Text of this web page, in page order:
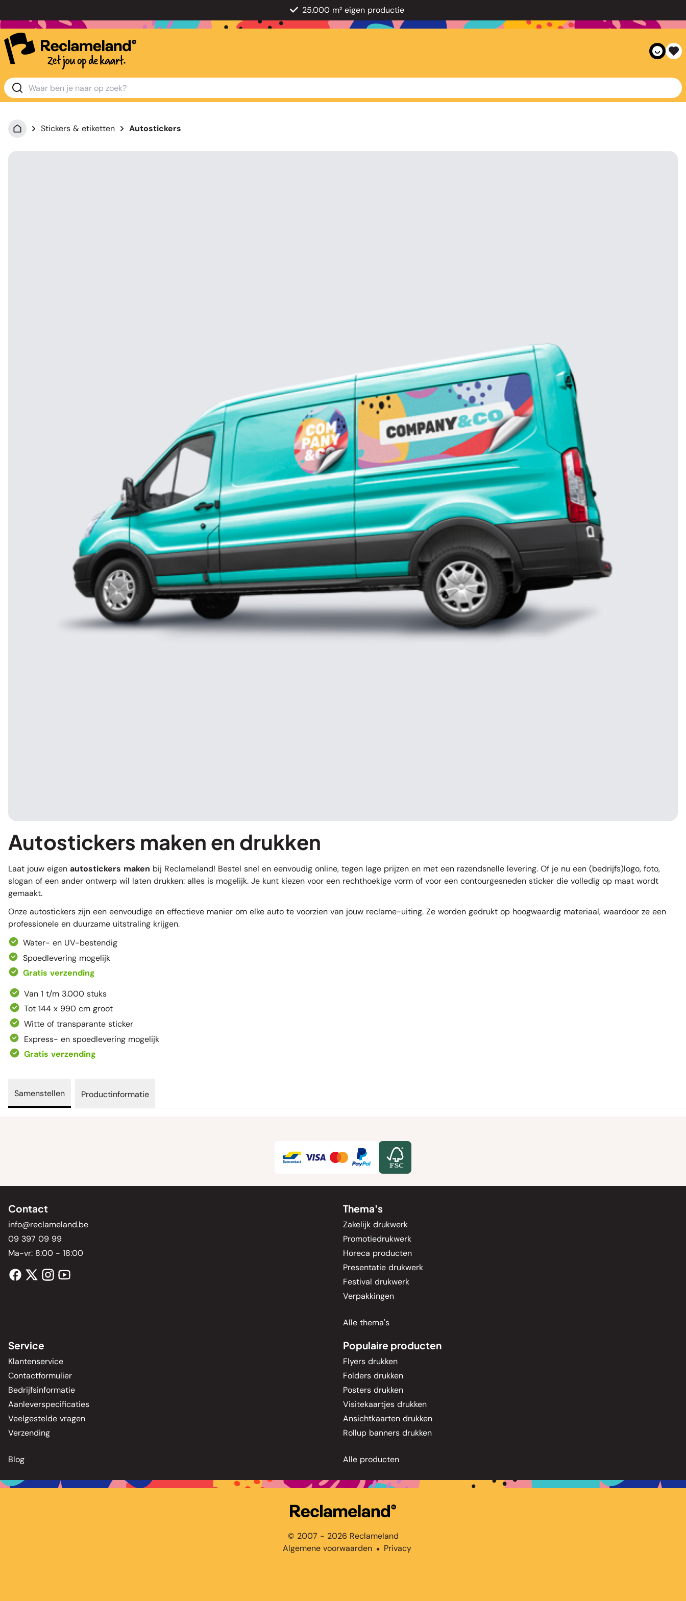
25.000 m² eigen productie
Stickers & etiketten Autostickers
Autostickers maken en drukken
Laat jouw eigen autostickers maken bij Reclameland! Bestel snel en eenvoudig online, tegen lage prijzen en met een razendsnelle levering. Of je nu een (bedrijfs)logo, foto,
slogan of een ander ontwerp wil laten drukken: alles is mogelijk. Je kunt kiezen voor een rechthoekige vorm of voor een contourgesneden sticker die volledig op maat wordt
gemaakt.
Onze autostickers zijn een eenvoudige en effectieve manier om elke auto te voorzien van jouw reclame-uiting. Ze worden gedrukt op hoogwaardig materiaal, waardoor ze een
professionele en duurzame uitstraling krijgen.
Water- en UV-bestendig
Spoedlevering mogelijk
Gratis verzending
Van 1 t/m 3.000 stuks
Tot 144 x 990 cm groot
Witte of transparante sticker
Express- en spoedlevering mogelijk
Gratis verzending
Samenstellen Productinformatie
Contact
info@reclameland.be
09 397 09 99
Ma-vr: 8:00 - 18:00
Thema's
Zakelijk drukwerk
Promotiedrukwerk
Horeca producten
Presentatie drukwerk
Festival drukwerk
Verpakkingen
Alle thema's
Service
Klantenservice
Contactformulier
Bedrijfsinformatie
Aanleverspecificaties
Veelgestelde vragen
Verzending
Blog
Populaire producten
Flyers drukken
Folders drukken
Posters drukken
Visitekaartjes drukken
Ansichtkaarten drukken
Rollup banners drukken
Alle producten
© 2007 - 2026 Reclameland
Algemene voorwaarden ● Privacy